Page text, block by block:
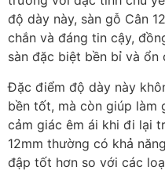
độ dày này, sàn gỗ Cân
chắn và đáng tin cậy,
sàn đặc biệt bền bỉ và ổn
Đặc điểm độ dày này
bền tốt, mà còn giúp làm
cảm giác êm ái khi đi lại
12mm thường có khả
đập tốt hơn so với các